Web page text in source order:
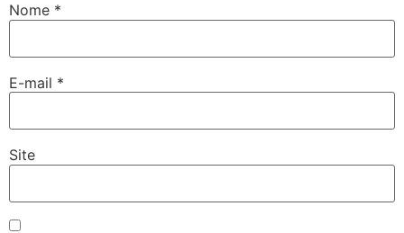
Nome *
E-mail *
Site